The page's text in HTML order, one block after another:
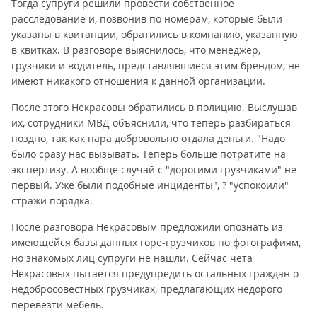
Тогда супруги решили провести собственное
расследование и, позвонив по номерам, которые были
указаны в квитанции, обратились в компанию, указанную
в квитках. В разговоре выяснилось, что менеджер,
грузчики и водитель, представлявшиеся этим брендом, не
имеют никакого отношения к данной организации.
После этого Некрасовы обратились в полицию. Выслушав
их, сотрудники МВД объяснили, что теперь разбираться
поздно, так как пара добровольно отдала деньги. "Надо
было сразу нас вызывать. Теперь больше потратите на
экспертизу. А вообще случай с "дорогими грузчиками" не
первый. Уже были подобные инциденты", ? "успокоили"
стражи порядка.
После разговора Некрасовым предложили опознать из
имеющейся базы данных горе-грузчиков по фотографиям,
но знакомых лиц супруги не нашли. Сейчас чета
Некрасовых пытается предупредить остальных граждан о
недобросовестных грузчиках, предлагающих недорого
перевезти мебель.